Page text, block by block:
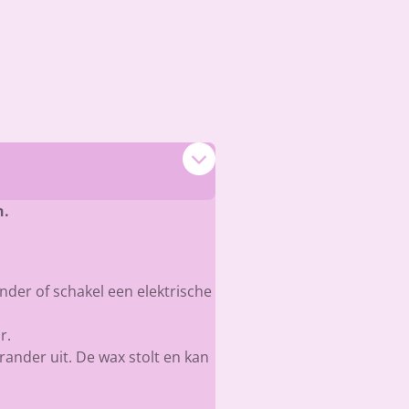
of schakel een elektrische
uit. De wax stolt en kan